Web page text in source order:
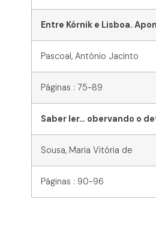
Entre Kórnik e Lisboa.
Pascoal, António Jacinto
Páginas : 75-89
Saber ler… obervando o
Sousa, Maria Vitória de
Páginas : 90-96